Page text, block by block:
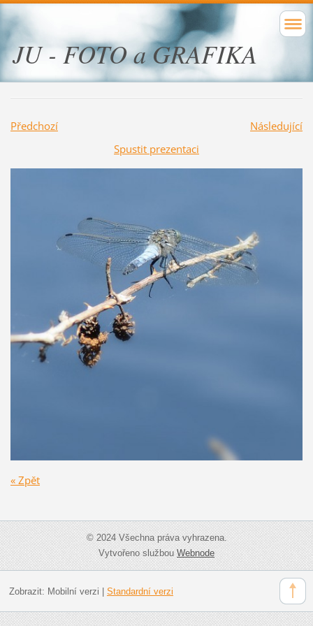
JU - FOTO a GRAFIKA
Předchozí
Následující
Spustit prezentaci
« Zpět
© 2024 Všechna práva vyhrazena.
Vytvořeno službouWebnode
Zobrazit: Mobilní verzi Standardní verzi